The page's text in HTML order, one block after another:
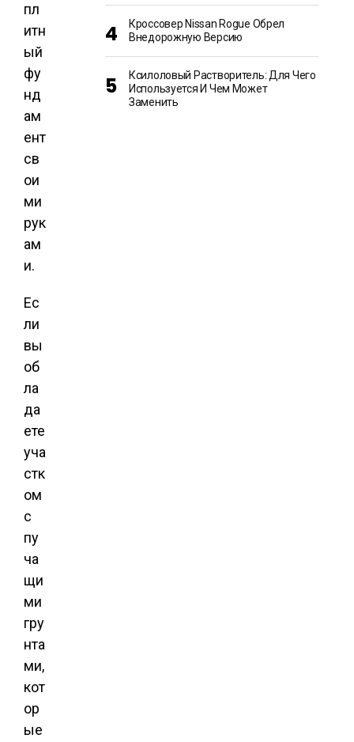
пл
итн
ый
фу
нд
ам
ент
св
ои
ми
рук
ам
и.
Ес
ли
вы
об
ла
да
ете
уча
стк
ом
с
пу
ча
щи
ми
гру
нта
ми,
кот
ор
ые
Кроссовер Nissan Rogue Обрел
Внедорожную Версию
Ксилоловый Растворитель: Для Чего
Используется И Чем Может
Заменить